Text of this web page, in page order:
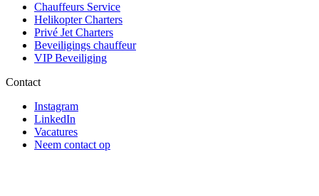
Chauffeurs Service
Helikopter Charters
Privé Jet Charters
Beveiligings chauffeur
VIP Beveiliging
Contact
Instagram
LinkedIn
Vacatures
Neem contact op